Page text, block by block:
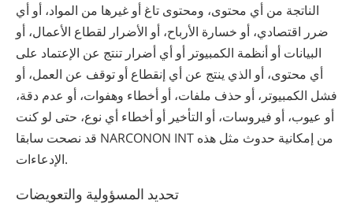
الناتجة من أي محتوى، ومحتوى تاغ أو غيرها من المواد، أو أي
ضرر اقتصادي، أو خسارة الأرباح، أو الأضرار لقطاع الأعمال، أو
البيانات أو أنظمة الكمبيوتر أو أي أضرار تنتج عن الإعتماد على
أي محتوى، أو الذي ينتج عن أي إنقطاع أو توقف عن العمل، أو
فشل الكمبيوتر، أو حذف ملفات، أو أخطاء وهفوات، أو عدم دقة،
أو عيوب، أو فيروسات، أو التأخير أو أخطاء أي نوع، حتى لو كنت
قد نصحت سابقا NARCONON INT من إمكانية حدوث مثل هذه
الإدعاءات.
تحديد المسؤولية والتعويضات